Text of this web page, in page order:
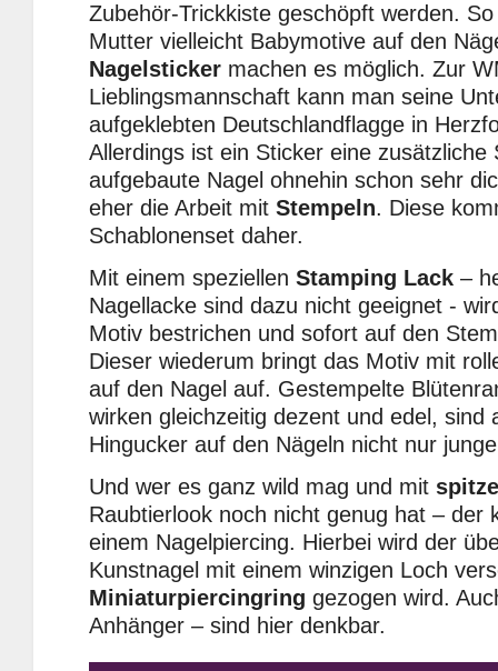
Zubehör-Trickkiste geschöpft werden.
Mutter vielleicht Babymotive auf den
Nagelsticker machen es möglich. Zur
Lieblingsmannschaft kann man seine
aufgeklebten Deutschlandflagge in
Allerdings ist ein Sticker eine zusätzliche
aufgebaute Nagel ohnehin schon sehr
eher die Arbeit mit Stempeln. Diese
Schablonenset daher.
Mit einem speziellen Stamping Lack –
Nagellacke sind dazu nicht geeignet -
Motiv bestrichen und sofort auf den
Dieser wiederum bringt das Motiv mit
auf den Nagel auf. Gestempelte
wirken gleichzeitig dezent und edel, sind
Hingucker auf den Nägeln nicht nur
Und wer es ganz wild mag und mit
Raubtierlook noch nicht genug hat – der
einem Nagelpiercing. Hierbei wird der
Kunstnagel mit einem winzigen Loch
Miniaturpiercingring gezogen wird.
Anhänger – sind hier denkbar.